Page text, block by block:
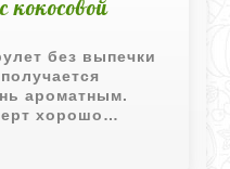
без выпечки
ароматным.
хорошо
смотрится в